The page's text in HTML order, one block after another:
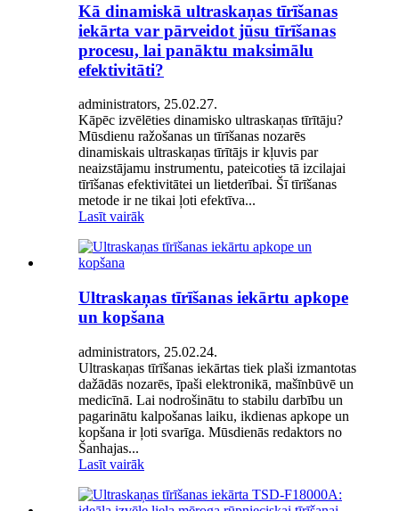
Kā dinamiskā ultraskaņas tīrīšanas
iekārta var pārveidot jūsu tīrīšanas
procesu, lai panāktu maksimālu
efektivitāti?
administrators, 25.02.27.
Kāpēc izvēlēties dinamisko ultraskaņas tīrītāju?
Mūsdienu ražošanas un tīrīšanas nozarēs
dinamiskais ultraskaņas tīrītājs ir kļuvis par
neaizstājamu instrumentu, pateicoties tā izcilajai
tīrīšanas efektivitātei un lietderībai. Šī tīrīšanas
metode ir ne tikai ļoti efektīva...
Lasīt vairāk
Ultraskaņas tīrīšanas iekārtu apkope
un kopšana
administrators, 25.02.24.
Ultraskaņas tīrīšanas iekārtas tiek plaši izmantotas
dažādās nozarēs, īpaši elektronikā, mašīnbūvē un
medicīnā. Lai nodrošinātu to stabilu darbību un
pagarinātu kalpošanas laiku, ikdienas apkope un
kopšana ir ļoti svarīga. Mūsdienās redaktors no
Šanhajas...
Lasīt vairāk